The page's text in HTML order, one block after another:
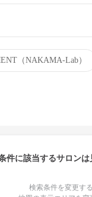
（NAKAMA-Lab）
件に該当するサロン
検索条件を変更す